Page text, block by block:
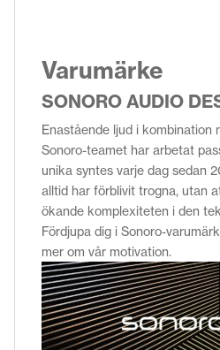
Varumärke
SONORO AUDIO
Enastående ljud i kombination
Sonoro-teamet har arbetat
unika syntes varje dag sedan
alltid har förblivit trogna, utan
ökande komplexiteten i den
Fördjupa dig i Sonoro-
mer om vår motivation.